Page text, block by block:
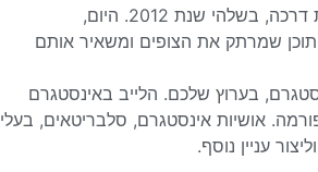
אינסטגרם של 2022 היא כבר ממש לא הפלטפורמה החברתית שהייתה בתחילת דרכה, בשלהי שנת 2012. היום,
תוכן שמרתק את הצופים ומשאיר אותם
בערוץ שלכם. הלייב באינסטגרם
בפלטפורמה. אושיות אינסטגרם, סלבריטאים, בעלי
וליצור עניין נוסף.